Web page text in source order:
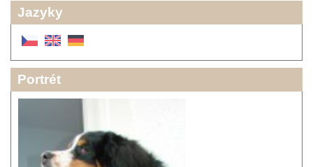
Jazyky
Portrét